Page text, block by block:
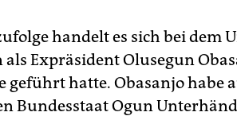
handelt es sich bei dem
als Expräsident Olusegun
geführt hatte. Obasanjo habe
Bundesstaat Ogun